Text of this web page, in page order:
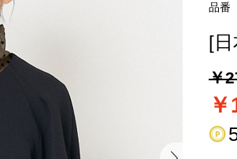
品番
[
￥